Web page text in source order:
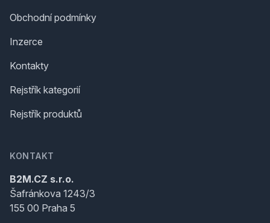
Obchodní podmínky
Inzerce
Kontakty
Rejstřík kategorií
Rejstřík produktů
KONTAKT
B2M.CZ s.r.o.
Šafránkova 1243/3
155 00 Praha 5